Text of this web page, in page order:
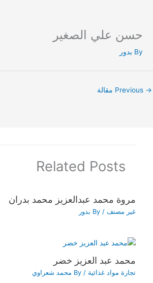
Skip
content
حسن علي الصغير
By بدور
→
Related Posts
مروة محمد عبدالعزيز محمد بدران
غير مصنف / By بدور
محمد عبد العزيز خضر
تجارة مواد غذائية / By محمد شعراوي